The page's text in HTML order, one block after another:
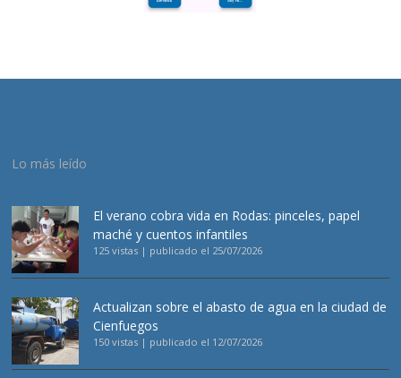
Lo más leído
El verano cobra vida en Rodas: pinceles, papel
maché y cuentos infantiles
125 vistas | publicado el 25/07/2026
Actualizan sobre el abasto de agua en la ciudad de
Cienfuegos
150 vistas | publicado el 12/07/2026